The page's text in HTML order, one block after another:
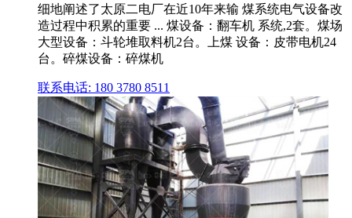
细地阐述了太原二电厂在近10年来输 煤系统电气设备改
造过程中积累的重要 ... 煤设备：翻车机 系统,2套。煤场
大型设备：斗轮堆取料机2台。上煤 设备：皮带电机24
台。碎煤设备：碎煤机
联系电话: 180 3780 8511